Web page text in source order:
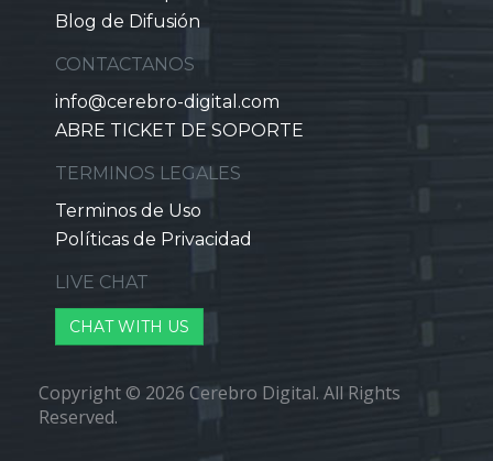
Blog de Difusión
CONTACTANOS
info@cerebro-digital.com
ABRE TICKET DE SOPORTE
TERMINOS LEGALES
Terminos de Uso
Políticas de Privacidad
LIVE CHAT
CHAT WITH US
Copyright © 2026 Cerebro Digital. All Rights
Reserved.